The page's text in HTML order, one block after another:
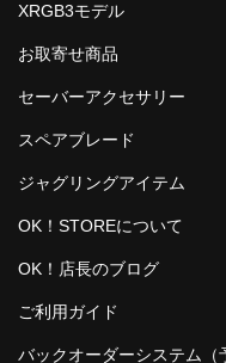
XRGB3モデル
お取寄せ商品
セーバーアクセサリー
スペアブレード
ジャグリングアイテム
OK！STOREについて
OK！店長のブログ
ご利用ガイド
バックオーダーシステム（